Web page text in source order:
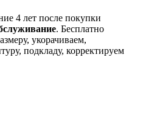
4 лет после покупки
. Бесплатно
укорачиваем,
подкладу, корректируем